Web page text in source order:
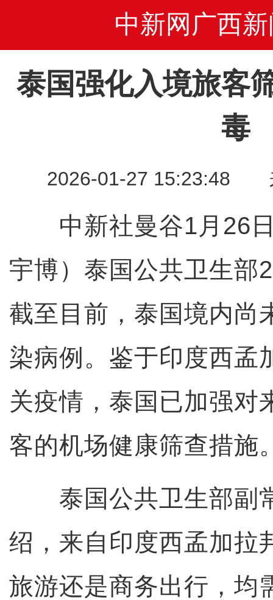
中新网广西新
泰国强化入境旅客
毒
2026-01-27 15:23:48
中新社曼谷1月26日
宇博）泰国公共卫生部
截至目前，泰国境内尚
染病例。鉴于印度西孟
关疫情，泰国已加强对
客的机场健康筛查措施
泰国公共卫生部副
绍，来自印度西孟加拉
旅游还是商务出行，均